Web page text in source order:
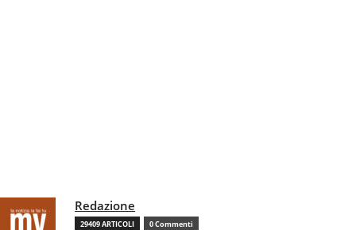
Redazione
29409 ARTICOLI 0 Commenti